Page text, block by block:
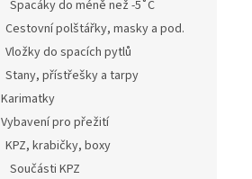
Spacáky do méně než -5˚C
Cestovní polštářky, masky a pod.
Vložky do spacích pytlů
Stany, přístřešky a tarpy
Karimatky
Vybavení pro přežití
KPZ, krabičky, boxy
Součásti KPZ